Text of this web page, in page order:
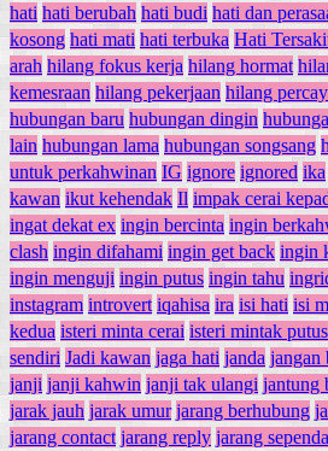
hati hati berubah hati budi hati dan
kosong hati mati hati terbuka Hati
arah hilang fokus kerja hilang hormat
kemesraan hilang pekerjaan hilang
hubungan baru hubungan dingin
lain hubungan lama hubungan songsang
untuk perkahwinan IG ignore ignored ika
kawan ikut kehendak Il impak cerai
ingat dekat ex ingin bercinta ingin
clash ingin difahami ingin get back ingin
ingin menguji ingin putus ingin tahu
instagram introvert iqahisa ira isi hati isi
kedua isteri minta cerai isteri mintak putus
sendiri Jadi kawan jaga hati janda jangan
janji janji kahwin janji tak ulangi jantung
jarak jauh jarak umur jarang berhubung
jarang contact jarang reply jarang